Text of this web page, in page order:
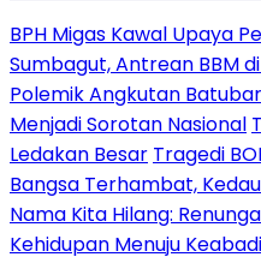
BPH Migas Kawal Upaya
Sumbagut, Antrean BBM
Polemik Angkutan
Menjadi Sorotan Nasional
Ledakan Besar Tragedi
Bangsa Terhambat,
Nama Kita Hilang:
Kehidupan Menuju